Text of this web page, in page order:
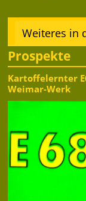
Weiteres in
Prospekte
Kartoffelernter
Weimar-Werk